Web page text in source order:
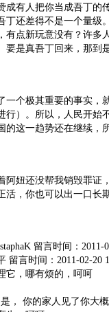
成有人把你当成吾丁的
丁还差得不是一个量级
有点新玩意没有？许多
要是真吾丁回来，那到
一个极其重要的事实，
行）。所以，人民开始
的这一趋势还在继续，
阿妞还没帮我销毁罪证
活，你也可以出一口长
留言时间：2011-
留言时间：2011-02-20
它，哪有烦的，呵呵
， 你的家人见了你大